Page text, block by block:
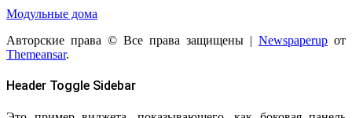
Модульные дома
Авторские права © Все права защищены | Newspaperup от
Themeansar.
Header Toggle Sidebar